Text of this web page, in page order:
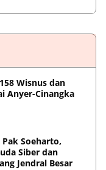
Wisnus dan
Anyer-Cinangka
Soeharto,
Siber dan
Jendral Besar